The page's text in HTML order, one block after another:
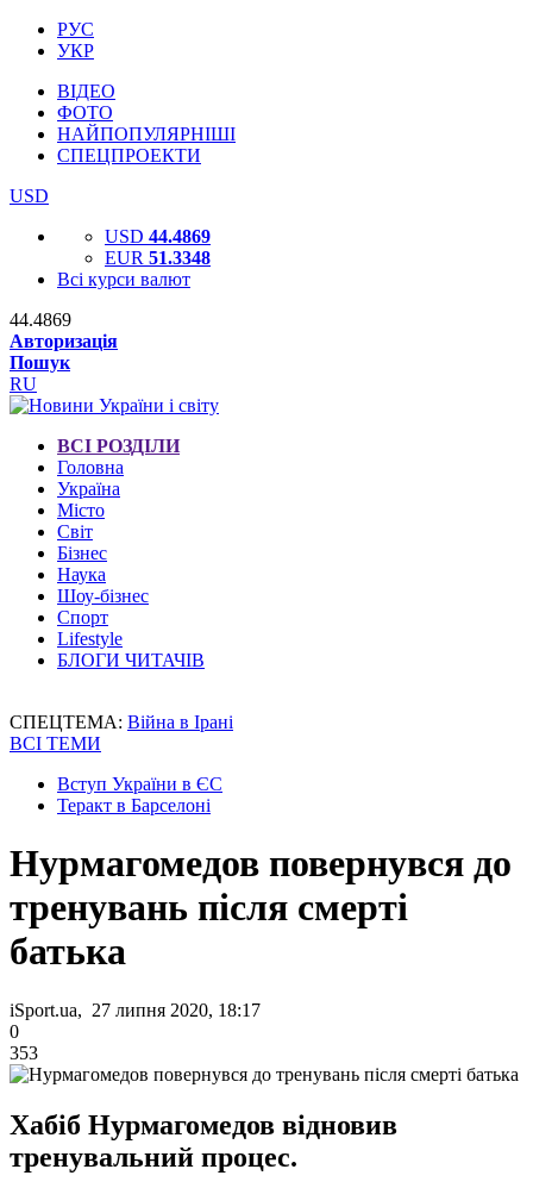
РУС
УКР
ВІДЕО
ФОТО
НАЙПОПУЛЯРНІШІ
СПЕЦПРОЕКТИ
USD
USD 44.4869
EUR 51.3348
Всі курси валют
44.4869
Авторизація
Пошук
RU
ВСІ РОЗДІЛИ
Головна
Україна
Місто
Світ
Бізнес
Наука
Шоу-бізнес
Спорт
Lifestyle
БЛОГИ ЧИТАЧІВ
СПЕЦТЕМА: Війна в Ірані
ВСІ ТЕМИ
Вступ України в ЄС
Теракт в Барселоні
Нурмагомедов повернувся до
тренувань після смерті
батька
iSport.ua, 27 липня 2020, 18:17
0
353
Хабіб Нурмагомедов відновив
тренувальний процес.